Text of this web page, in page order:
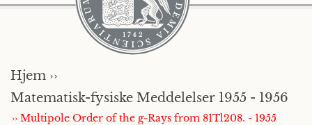
Hjem ››
Matematisk-fysiske Meddelelser 1955 - 1956
›› Multipole Order of the g-Rays from 81Tl208. - 1955